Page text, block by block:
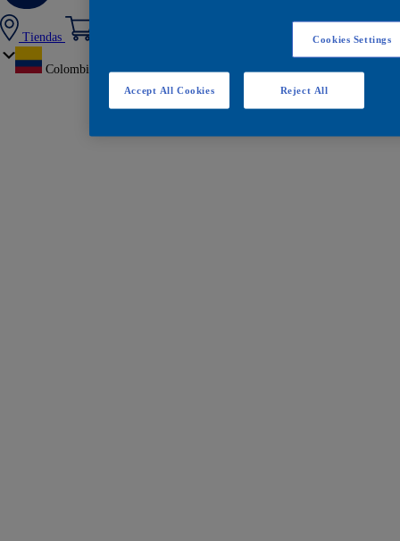
Tiendas
Colombia
Cookies Settings
Reject All
Accept All Cookies